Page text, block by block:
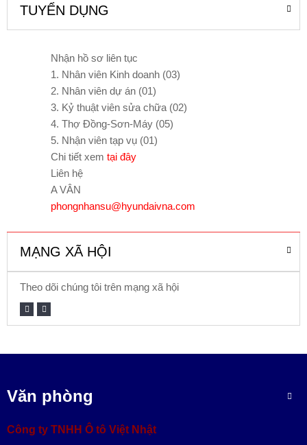
TUYỂN DỤNG
Nhận hồ sơ liên tục
1. Nhân viên Kinh doanh (03)
2. Nhân viên dự án (01)
3. Kỷ thuật viên sửa chữa (02)
4. Thợ Đồng-Sơn-Máy (05)
5. Nhận viên tạp vụ (01)
Chi tiết xemtại đây
Liên hệ
A VÂN
phongnhansu@hyundaivna.com
MẠNG XÃ HỘI
Theo dõi chúng tôi trên mạng xã hội
Văn phòng
Công ty TNHH Ô tô Việt Nhật